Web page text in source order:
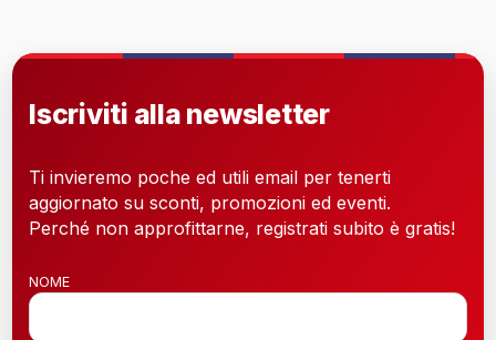
Iscriviti alla newsletter
Ti invieremo poche ed utili email per tenerti
aggiornato su sconti, promozioni ed eventi.
Perché non approfittarne, registrati subito è gratis!
NOME